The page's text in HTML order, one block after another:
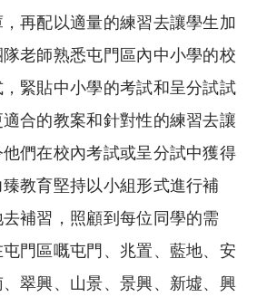
再配以適量的練習去讓學生加
老師熟悉屯門區內中小學的校
緊貼中小學的考試和呈分試試
合的教案和針對性的練習去讓
們在校內考試或呈分試中獲得
教育堅持以小組形式進行補
補習，照顧到每位同學的需
門區嘅屯門、兆置、藍地、安
翠興、山景、景興、新墟、興